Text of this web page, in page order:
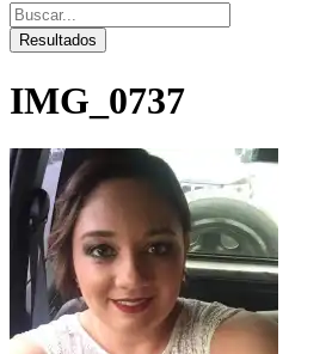
Search
...Resultados
IMG_0737